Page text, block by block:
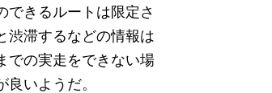
できるルートは限定さ
渋滞するなどの情報は
での実走をできない場
いようだ。